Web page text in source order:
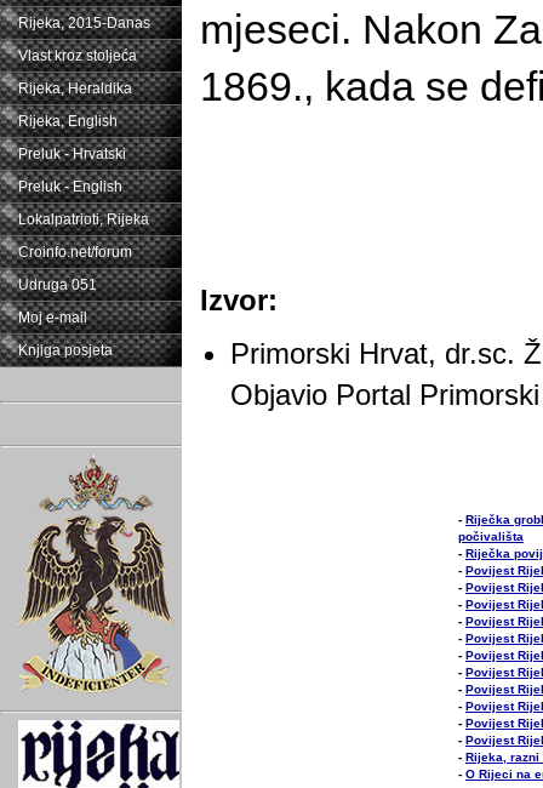
Rijeka, 2015-Danas
Vlast kroz stoljeća
Rijeka, Heraldika
Rijeka, English
Preluk - Hrvatski
Preluk - English
Lokalpatrioti, Rijeka
Croinfo.net/forum
Udruga 051
Moj e-mail
Knjiga posjeta
mjeseci. Nakon
1869., kada se
Izvor:
Primorski Hrvat, dr.sc.
Objavio Portal
- Riječka
počivališta
- Riječka
- Povijest
- Povijest
- Povijest
- Povijest
- Povijest
- Povijest
- Povijest
- Povijest
- Povijest
- Povijest
- Povijest
- Rijeka,
- O Rijeci na